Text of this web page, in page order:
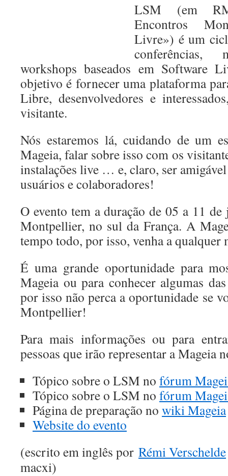
LSM (em
Encontros
Livre») é um
conferências,
workshops baseados em Software
objetivo é fornecer uma plataforma
Libre, desenvolvedores e
visitante.
Nós estaremos lá, cuidando de um
Mageia, falar sobre isso com os
instalações live … e, claro, ser
usuários e colaboradores!
O evento tem a duração de 05 a 11
Montpellier, no sul da França. A
tempo todo, por isso, venha a qualquer
É uma grande oportunidade para
Mageia ou para conhecer algumas
por isso não perca a oportunidade se
Montpellier!
Para mais informações ou para
pessoas que irão representar a Mageia
Tópico sobre o LSM no fórum
Tópico sobre o LSM no fórum
Página de preparação no wiki Mageia
Website do evento
(escrito em inglês por Rémi Verschelde
macxi)